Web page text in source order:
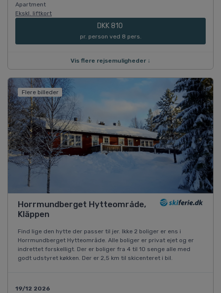
Apartment
Ekskl. liftkort
DKK 810
pr. person ved 8 pers.
Vis flere rejsemuligheder ↓
Flere billeder
Horrmundberget Hytteområde,
Kläppen
Find lige den hytte der passer til jer. Ikke 2 boliger er ens i
Horrmundberget Hytteområde. Alle boliger er privat ejet og er
indrettet forskelligt. Der er boliger fra 4 til 10 senge alle med
godt udstyret køkken. Der er 2,5 km til skicenteret i bil.
19/12 2026